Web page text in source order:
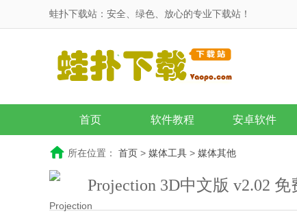
蛙扑下载站：安全、绿色、放心的专业下载站！
首页 软件教程 安卓软件
所在位置： 首页 > 媒体工具 > 媒体其他
Projection 3D中文版 v2.02 免